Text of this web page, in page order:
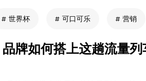
世界杯 可口可乐 营销
牌如何搭上这趟流量列